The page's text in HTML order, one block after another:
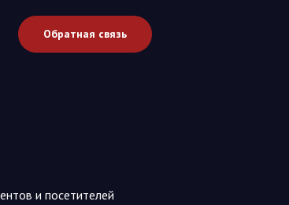
Обратная связь
и посетителей